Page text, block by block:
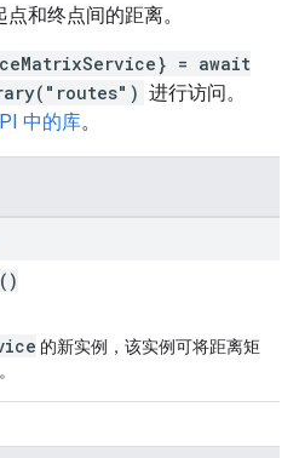
和终点间的距离。
= await
进行访问。
中的库。
的新实例，该实例可将距离矩